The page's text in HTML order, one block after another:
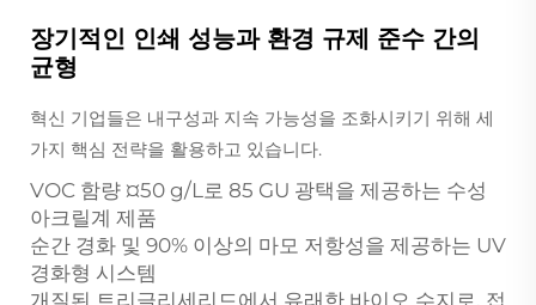
장기적인 인쇄 성능과 환경 규제 준수 간의
균형
혁신 기업들은 내구성과 지속 가능성을 조화시키기 위해 세
가지 핵심 전략을 활용하고 있습니다.
VOC 함량 ¤50 g/L로 85 GU 광택을 제공하는 수성
아크릴계 제품
순간 경화 및 90% 이상의 마모 저항성을 제공하는 UV
경화형 시스템